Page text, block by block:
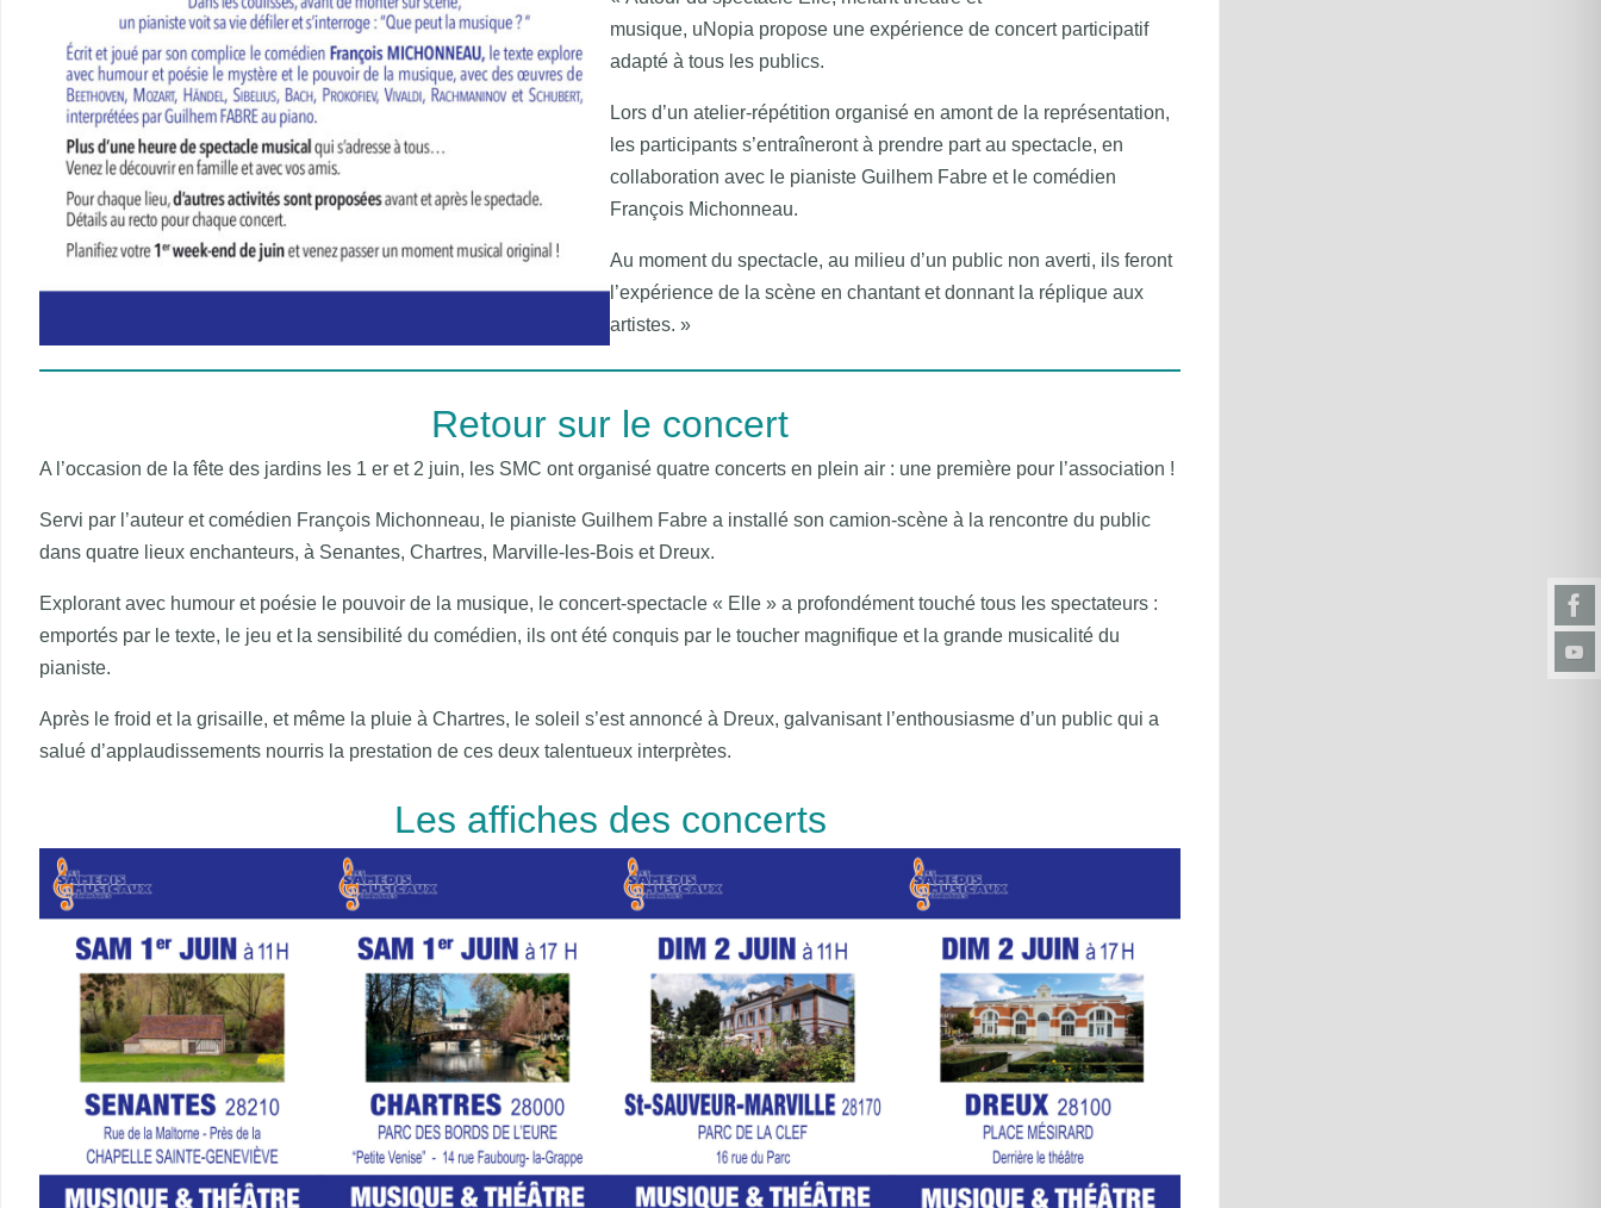
musique, uNopia propose une expérience de concert participatif
adapté à tous les publics.
Lors d’un atelier-répétition organisé en amont de la représentation,
les participants s’entraîneront à prendre part au spectacle, en
collaboration avec le pianiste Guilhem Fabre et le comédien
François Michonneau.
Au moment du spectacle, au milieu d’un public non averti, ils feront
l’expérience de la scène en chantant et donnant la réplique aux
artistes. »
Retour sur le concert
A l’occasion de la fête des jardins les 1 er et 2 juin, les SMC ont organisé quatre concerts en plein air : une première pour l’association !
Servi par l’auteur et comédien François Michonneau, le pianiste Guilhem Fabre a installé son camion-scène à la rencontre du public
dans quatre lieux enchanteurs, à Senantes, Chartres, Marville-les-Bois et Dreux.
Explorant avec humour et poésie le pouvoir de la musique, le concert-spectacle « Elle » a profondément touché tous les spectateurs :
emportés par le texte, le jeu et la sensibilité du comédien, ils ont été conquis par le toucher magnifique et la grande musicalité du
pianiste.
Après le froid et la grisaille, et même la pluie à Chartres, le soleil s’est annoncé à Dreux, galvanisant l’enthousiasme d’un public qui a
salué d’applaudissements nourris la prestation de ces deux talentueux interprètes.
Les affiches des concerts